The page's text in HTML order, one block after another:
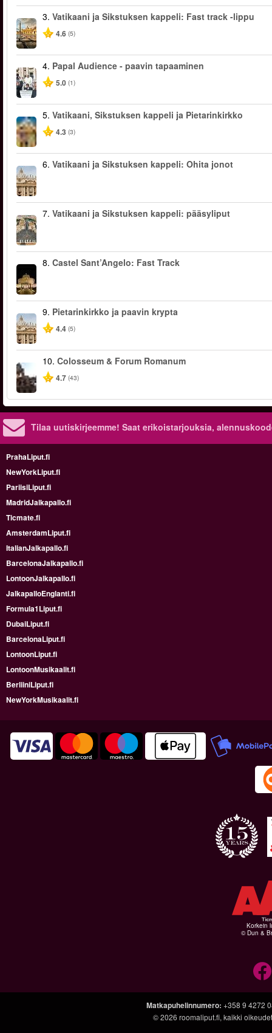
3. Vatikaani ja Sikstuksen kappeli: Fast track -lippu
4.6 (5)
4. Papal Audience - paavin tapaaminen
5.0 (1)
5. Vatikaani, Sikstuksen kappeli ja Pietarinkirkko
4.3 (3)
6. Vatikaani ja Sikstuksen kappeli: Ohita jonot
7. Vatikaani ja Sikstuksen kappeli: pääsyliput
8. Castel Sant’Angelo: Fast Track
9. Pietarinkirkko ja paavin krypta
4.4 (5)
10. Colosseum & Forum Romanum
4.7 (43)
Tilaa uutiskirjeemme! Saat erikoistarjouksia,
PrahaLiput.fi
NewYorkLiput.fi
PariisiLiput.fi
MadridJalkapallo.fi
Ticmate.fi
AmsterdamLiput.fi
ItalianJalkapallo.fi
BarcelonaJalkapallo.fi
LontoonJalkapallo.fi
JalkapalloEnglanti.fi
Formula1Liput.fi
DubaiLiput.fi
BarcelonaLiput.fi
LontoonLiput.fi
LontoonMusikaalit.fi
BerliiniLiput.fi
NewYorkMusikaalit.fi
Korkein
© Dun &
Matkapuhelinnumero: +358 9 4272
© 2026 roomaliput.fi, kaikki